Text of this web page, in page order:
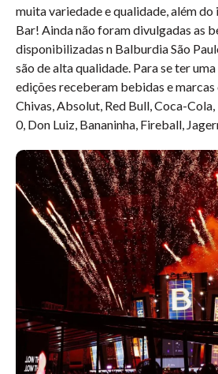
muita variedade e qualidade, além
Bar! Ainda não foram divulgadas as
disponibilizadas n Balburdia São
são de alta qualidade. Para se ter
edições receberam bebidas e
Chivas, Absolut, Red Bull, Coca-
0, Don Luiz, Bananinha, Fireball,